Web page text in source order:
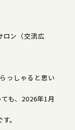
ロン（交流広
っしゃると思い
も、2026年1月
。